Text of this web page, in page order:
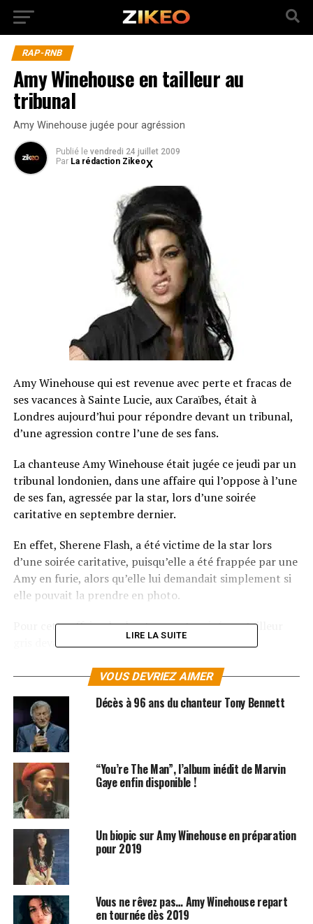
RAP-RNB
Amy Winehouse en tailleur au
tribunal
Amy Winehouse jugée pour agréssion
Publié le vendredi 24 juillet 2009
Par La rédaction Zikeo
Amy Winehouse qui est revenue avec perte et fracas de
ses vacances à Sainte Lucie, aux Caraïbes, était à
Londres aujourd’hui pour répondre devant un tribunal,
d’une agression contre l’une de ses fans.
La chanteuse Amy Winehouse était jugée ce jeudi par un
tribunal londonien, dans une affaire qui l’oppose à l’une
de ses fan, agressée par la star, lors d’une soirée
caritative en septembre dernier.
En effet, Sherene Flash, a été victime de la star lors
d’une soirée caritative, puisqu’elle a été frappée par une
Amy en furie, alors qu’elle lui demandait simplement si
elle pouvait la prendre en photo.
Pour cette affaire, la chanteuse est arrivée en tailleur
gris devant la cour de Westminster à Londres.
Ce n’est pas la première fois que Amy Winehouseest
confrontée à ce genre de problèmes liés dans la plupart
des cas à son addiction pour l’alcool et la drogue.
LES ALBUMS D’AMY WINEHOUSE SONT
SUJETS ASSOCIÉS: AMY WINEHOUSE
LIRE LA SUITE
VOUS DEVRIEZ AIMER
Décès à 96 ans du chanteur Tony Bennett
“You’re The Man”, l’album inédit de Marvin
Gaye enfin disponible !
Un biopic sur Amy Winehouse en préparation
pour 2019
Vous ne rêvez pas… Amy Winehouse repart
en tournée dès 2019